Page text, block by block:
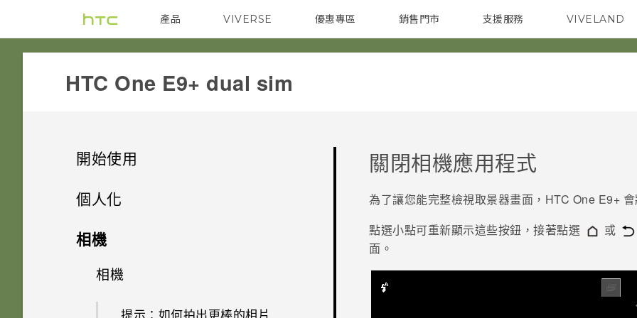
產品
VIVE G REIGNS 智慧型手機 配件
VIVERSE 優惠專區
焦點訊息 校園專案 企業採購
銷售門市
銷售通路 支援服務 VIVELAND
HTC One E9+ dual sim‎
開始使用
手機上的各種便利功能
影像
音效
打開包裝
HTC One E9‍+
雙 Nano SIM 卡
個人化
手機設定及傳輸
取得聯絡人及其他內容的其他方
個人化
何謂 主題應用程式？
相機
相機
提示：如何拍出更棒的相片
關閉相機應用程式
為了讓您能完整檢視取景器畫面， HTC One E9‍+
點選小點可重新顯示這些按鈕，接著點選
或
面。